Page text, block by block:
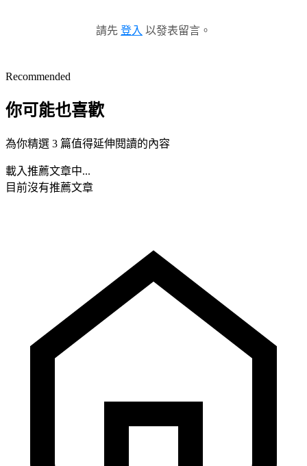
請先 登入 以發表留言。
Recommended
你可能也喜歡
為你精選 3 篇值得延伸閱讀的內容
載入推薦文章中...
目前沒有推薦文章